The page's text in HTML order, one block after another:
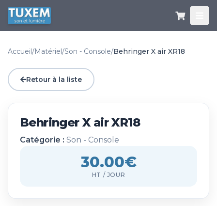
Accueil/Matériel/Son - Console/Behringer X air XR18
Retour à la liste
Behringer X air XR18
Catégorie : Son - Console
30.00€
HT / JOUR